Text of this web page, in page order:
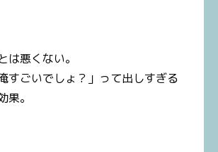
は悪くない。
すごいでしょ？」って出しすぎる
果。